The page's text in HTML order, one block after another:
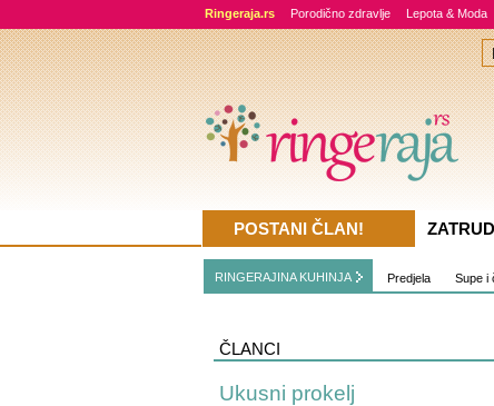
Ringeraja.rs Porodično zdravlje Lepota & Moda
RINGERAJINA KUHINJA Predjela Supe i
ČLANCI
Ukusni prokelj
POSTANI ČLAN!